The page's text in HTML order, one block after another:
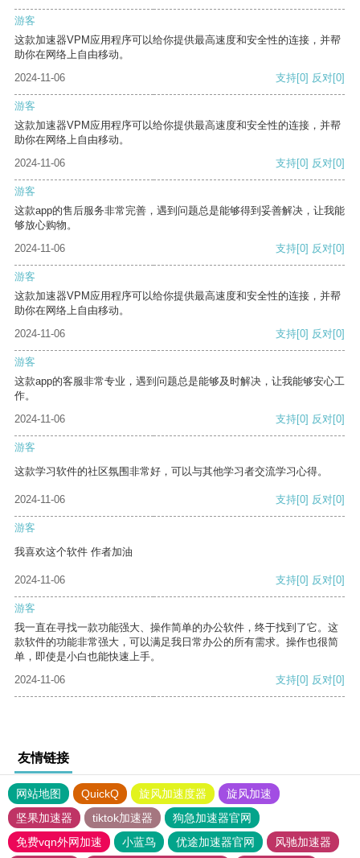
游客
这款加速器VPM应用程序可以给你提供最高速度和安全性的连接，并帮
助你在网络上自由移动。
2024-11-06
支持[0] 反对[0]
游客
这款加速器VPM应用程序可以给你提供最高速度和安全性的连接，并帮
助你在网络上自由移动。
2024-11-06
支持[0] 反对[0]
游客
这款app的售后服务非常完善，遇到问题总是能够得到妥善解决，让我能
够放心购物。
2024-11-06
支持[0] 反对[0]
游客
这款加速器VPM应用程序可以给你提供最高速度和安全性的连接，并帮
助你在网络上自由移动。
2024-11-06
支持[0] 反对[0]
游客
这款app的客服非常专业，遇到问题总是能够及时解决，让我能够安心工
作。
2024-11-06
支持[0] 反对[0]
游客
这款学习软件的社区氛围非常好，可以与其他学习者交流学习心得。
2024-11-06 支持[0] 反对[0]
游客
我喜欢这个软件 作者加油
2024-11-06 支持[0] 反对[0]
游客
我一直在寻找一款功能强大、操作简单的办公软件，终于找到了它。这
款软件的功能非常强大，可以满足我日常办公的所有需求。操作也很简
单，即使是小白也能快速上手。
2024-11-06
支持[0] 反对[0]
友情链接
网站地图 QuickQ 旋风加速度器
旋风加速
坚果加速器
tiktok加速器
狗急加速器官网
免费vqn外网加速
小蓝鸟 优途加速器官网 风驰加速器